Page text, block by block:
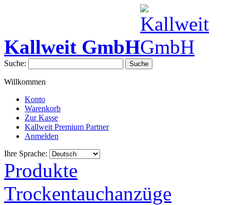
Kallweit GmbH
Suche: Suche
Willkommen
Konto
Warenkorb
Zur Kasse
Kallweit Premium Partner
Anmelden
Ihre Sprache:
Produkte
Trockentauchanzüge